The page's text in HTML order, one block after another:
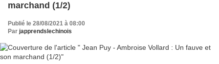
marchand (1/2)
Publié le 28/08/2021 à 08:00
Par japprendslechinois